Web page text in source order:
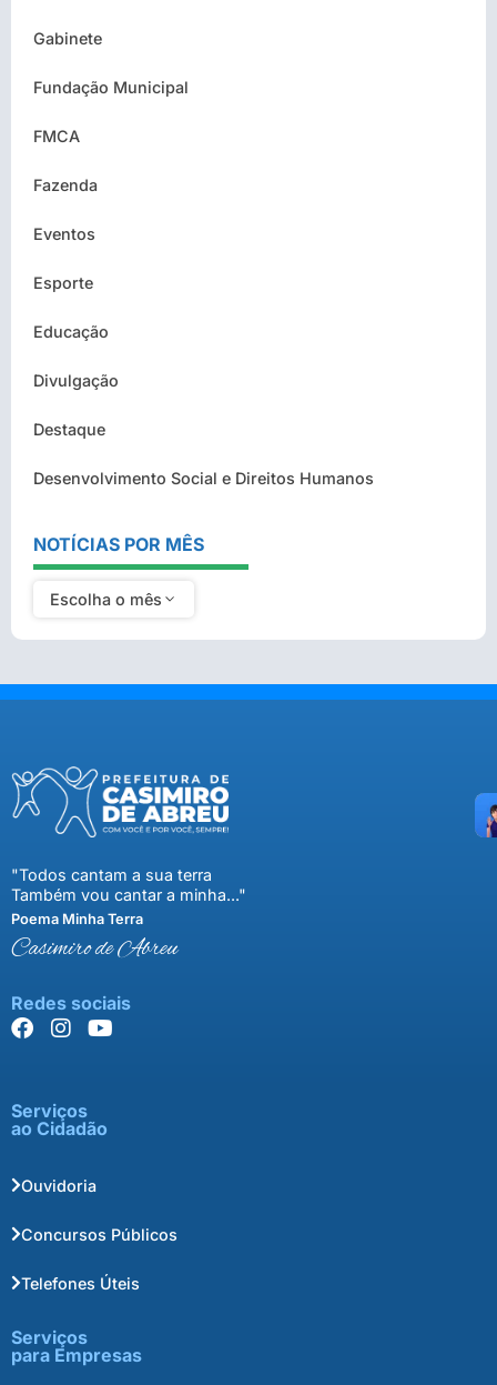
Gabinete
Fundação Municipal
FMCA
Fazenda
Eventos
Esporte
Educação
Divulgação
Destaque
Desenvolvimento Social e Direitos Humanos
NOTÍCIAS POR MÊS
Escolha o mês
"Todos cantam a sua terra
Também vou cantar a minha..."
Poema Minha Terra
Casimiro de Abreu
Redes sociais
Serviços
ao Cidadão
Ouvidoria
Concursos Públicos
Telefones Úteis
Serviços
para Empresas